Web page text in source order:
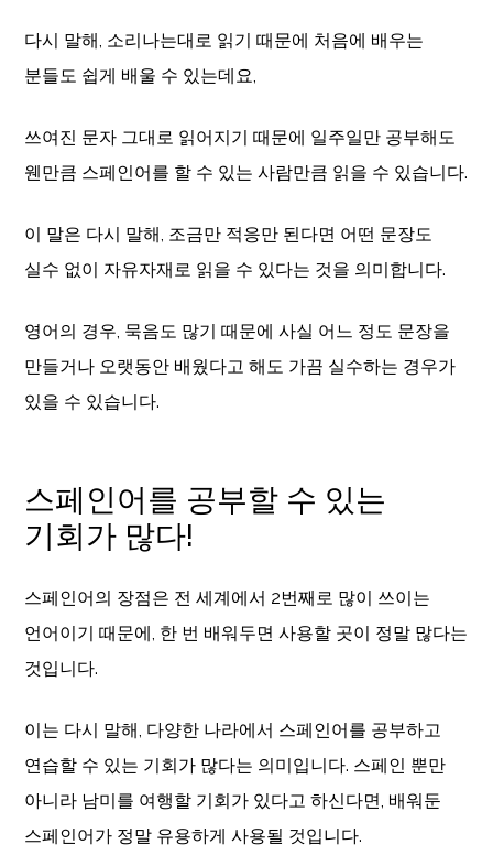
다시 말해, 소리나는대로 읽기 때문에 처음에 배우는
분들도 쉽게 배울 수 있는데요,
쓰여진 문자 그대로 읽어지기 때문에 일주일만 공부해도
웬만큼 스페인어를 할 수 있는 사람만큼 읽을 수 있습니다.
이 말은 다시 말해, 조금만 적응만 된다면 어떤 문장도
실수 없이 자유자재로 읽을 수 있다는 것을 의미합니다.
영어의 경우, 묵음도 많기 때문에 사실 어느 정도 문장을
만들거나 오랫동안 배웠다고 해도 가끔 실수하는 경우가
있을 수 있습니다.
스페인어를 공부할 수 있는
기회가 많다!
스페인어의 장점은 전 세계에서 2번째로 많이 쓰이는
언어이기 때문에, 한 번 배워두면 사용할 곳이 정말 많다는
것입니다.
이는 다시 말해, 다양한 나라에서 스페인어를 공부하고
연습할 수 있는 기회가 많다는 의미입니다. 스페인 뿐만
아니라 남미를 여행할 기회가 있다고 하신다면, 배워둔
스페인어가 정말 유용하게 사용될 것입니다.